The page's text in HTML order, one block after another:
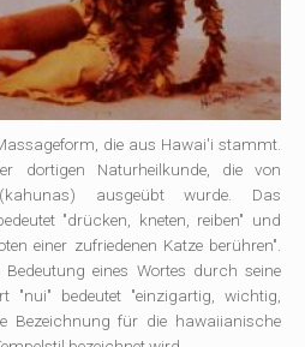
die aus Hawai'i stammt.
dortigen Naturheilkunde, die von
ausgeübt wurde. Das
"drücken, kneten, reiben" und
einer zufriedenen Katze berühren".
eines Wortes durch seine
"nui" bedeutet "einzigartig, wichtig,
Bezeichnung für die hawaiianische